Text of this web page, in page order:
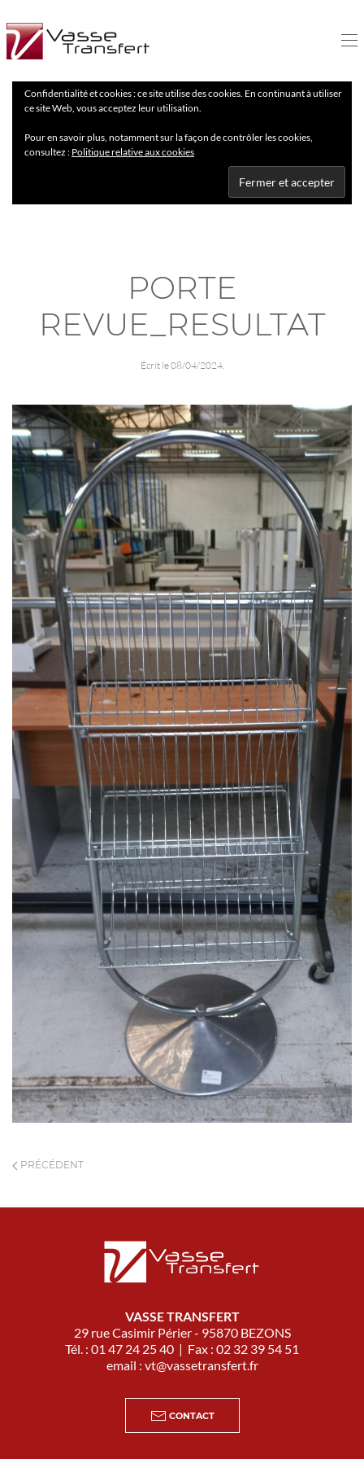
Confidentialité et cookies : ce site utilise des cookies. En continuant à utiliser
ce site Web, vous acceptez leur utilisation.
Pour en savoir plus, notamment sur la façon de contrôler les cookies,
consultez : Politique relative aux cookies
PORTE
REVUE_RESULTAT
Écrit le08/04/2024.
PRÉCÉDENT
VASSE TRANSFERT
29 rue Casimir Périer - 95870 BEZONS
Tél. : 01 47 24 25 40 | Fax : 02 32 39 54 51
email : vt@vassetransfert.fr
CONTACT